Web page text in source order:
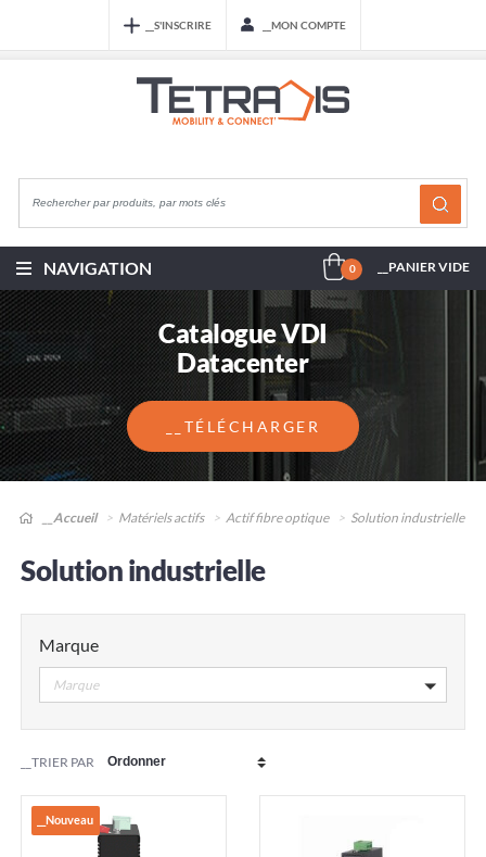
__S'INSCRIRE __MON COMPTE
NAVIGATION 0 __PANIER VIDE
Catalogue VDI
Datacenter
__TÉLÉCHARGER
__Accueil Matériels actifs Actif fibre optique Solution industrielle
Solution industrielle
Marque
Marque
__TRIER PAR
__Nouveau